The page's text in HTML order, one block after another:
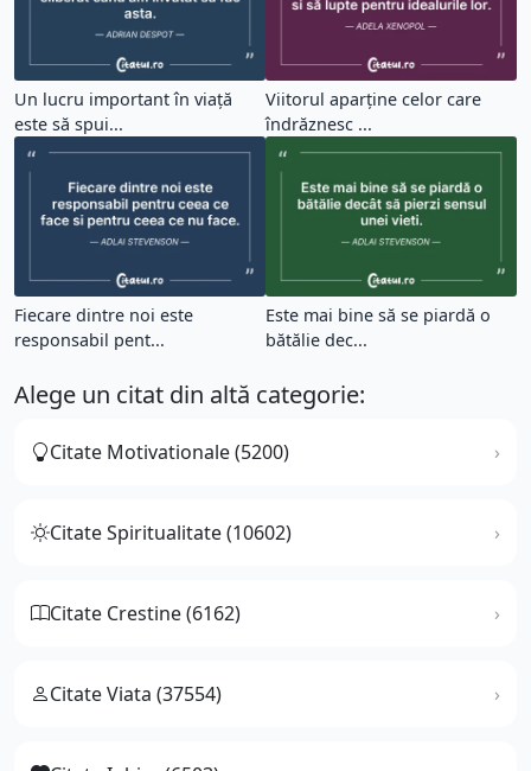
Un lucru important în viață
este să spui...
Viitorul aparține celor care
îndrăznesc ...
Fiecare dintre noi este
responsabil pent...
Este mai bine să se piardă o
bătălie dec...
Alege un citat din altă categorie:
Citate Motivationale (5200)
Citate Spiritualitate (10602)
Citate Crestine (6162)
Citate Viata (37554)